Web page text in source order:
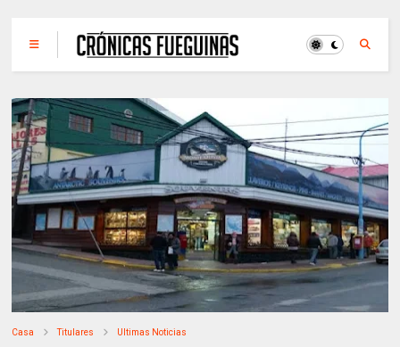
Casa Titulares Ultimas Noticias